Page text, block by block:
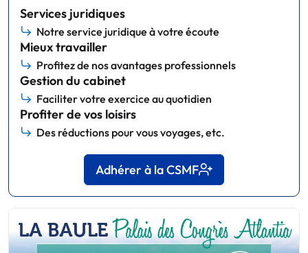
Services juridiques
Notre service juridique à votre écoute
Mieux travailler
Profitez de nos avantages professionnels
Gestion du cabinet
Faciliter votre exercice au quotidien
Profiter de vos loisirs
Des réductions pour vous voyages, etc.
Adhérer à la CSMF